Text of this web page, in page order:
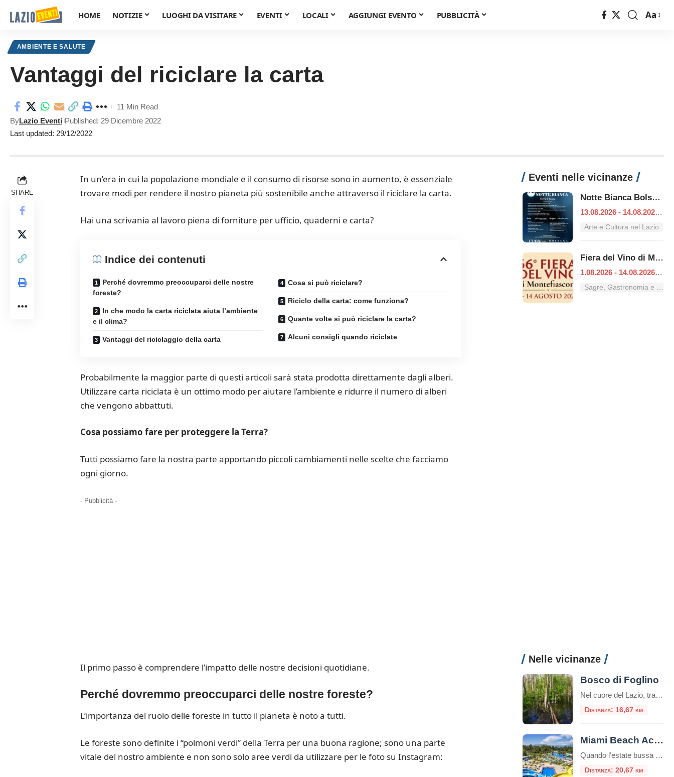
HOME NOTIZIE LUOGHI DA VISITARE EVENTI LOCALI AGGIUNGI EVENTO PUBBLICITÀ
Font
Aa
AMBIENTE E SALUTE
Vantaggi del riciclare la carta
Last updated: 29/12/2022
ByLazio Eventi Published: 29 Dicembre 2022
11 Min Read
SHARE
In un’era in cui la popolazione mondiale e il consumo di risorse sono in aumento, è essenziale
trovare modi per rendere il nostro pianeta più sostenibile anche attraverso il riciclare la carta.
Hai una scrivania al lavoro piena di forniture per ufficio, quaderni e carta?
Indice dei contenuti
Perché dovremmo preoccuparci delle nostre
foreste?
In che modo la carta riciclata aiuta l’ambiente
e il clima?
Vantaggi del riciclaggio della carta
Cosa si può riciclare?
Riciclo della carta: come funziona?
Quante volte si può riciclare la carta?
Alcuni consigli quando riciclate
Probabilmente la maggior parte di questi articoli sarà stata prodotta direttamente dagli alberi.
Utilizzare carta riciclata è un ottimo modo per aiutare l’ambiente e ridurre il numero di alberi
che vengono abbattuti.
Cosa possiamo fare per proteggere la Terra?
Tutti possiamo fare la nostra parte apportando piccoli cambiamenti nelle scelte che facciamo
ogni giorno.
- Pubblicità -
Il primo passo è comprendere l’impatto delle nostre decisioni quotidiane.
Perché dovremmo preoccuparci delle nostre foreste?
L’importanza del ruolo delle foreste in tutto il pianeta è noto a tutti.
Le foreste sono definite i “polmoni verdi” della Terra per una buona ragione; sono una parte
vitale del nostro ambiente e non sono solo aree verdi da utilizzare per le foto su Instagram:
Eventi nelle vicinanze
Notte Bianca Bolsena
13.08.2026 - 14.08.2026
Arte e Cultura nel Lazio
Fiera del Vino di Montefiascone
1.08.2026 - 14.08.2026
|
Sagre, Gastronomia e Tradizioni nel Lazio
Nelle vicinanze
Bosco di Foglino
Nel cuore del Lazio, tra distese di verde e sentieri ricchi di fascino, si trova il Bosco di Foglino, un’area naturale che offre una delle esperienze più suggestive e autentiche per gli amanti della natura e della storia. Parte del comune di Nettuno, questo polmone verde si estende per circa 500 ettari e rappresenta uno […]
Distanza: 16,67 km
Miami Beach Acquapark Latina
Quando l’estate bussa alle porte e il caldo si fa sentire, la ricerca di un luogo dove rinfrescarsi e divertirsi diventa prioritaria. A Latina, la risposta è chiara: il Miami Beach Acquapark Latina rappresenta un’oasi di svago e adrenalina, ideale per famiglie, gruppi di amici e chiunque voglia trascorrere una giornata indimenticabile tra scivoli, piscine […]
Distanza: 20,67 km